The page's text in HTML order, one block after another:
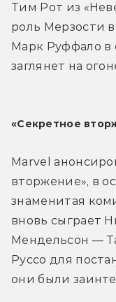
Тим Рот из
роль Мерзости
Марк Руффало в
заглянет на
«Секретное
Marvel
вторжение», в
знаменитая
вновь сыграет
Мендельсон —
Руссо для
они были